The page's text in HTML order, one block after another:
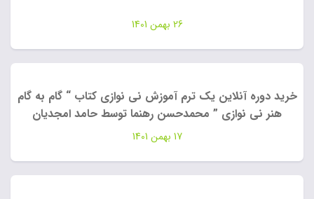
26 بهمن 1401
خرید دوره آنلاین یک ترم آموزش نی نوازی کتاب “ گام به گام
هنر نی نوازی ” محمدحسن رهنما توسط حامد امجدیان
17 بهمن 1401